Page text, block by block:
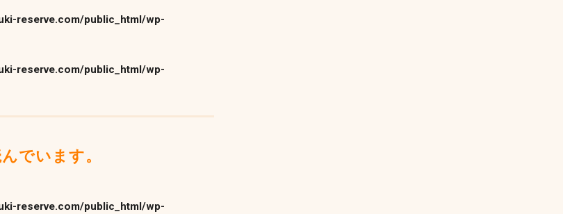
reserve.com/public_html/wp-
reserve.com/public_html/wp-
でいます。
reserve.com/public_html/wp-